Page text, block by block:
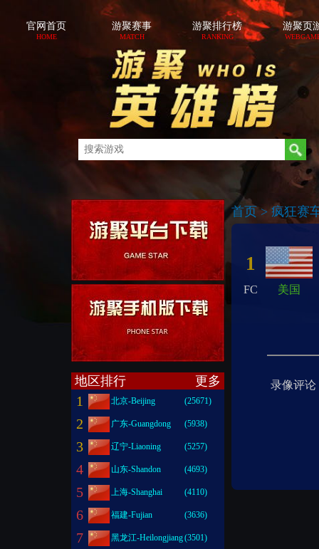
官网首页
HOME
游聚赛事
MATCH
游聚排行榜
RANKING
游聚页
地区排行 更多
1 北京-Beijing (25671)
2 广东-Guangdong (5938)
3 辽宁-Liaoning (5257)
4 山东-Shandon (4693)
5 上海-Shanghai (4110)
6 福建-Fujian (3636)
7 黑龙江-Heilongjiang(3501)
首页 > 疯狂赛
1
FC 美国
录像评论